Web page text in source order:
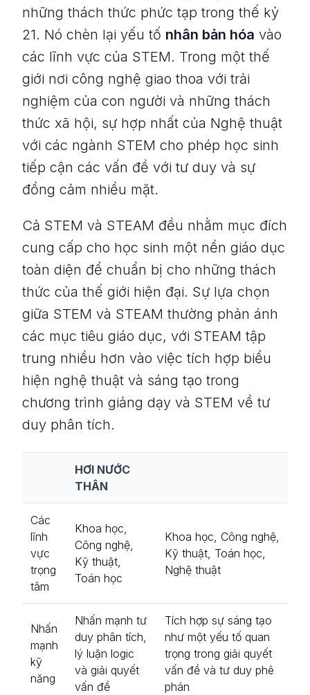
những thách thức phức tạp trong thế kỷ
21. Nó chèn lại yếu tố nhân bản hóa vào
các lĩnh vực của STEM. Trong một thế
giới nơi công nghệ giao thoa với trải
nghiệm của con người và những thách
thức xã hội, sự hợp nhất của Nghệ thuật
với các ngành STEM cho phép học sinh
tiếp cận các vấn đề với tư duy và sự
đồng cảm nhiều mặt.
Cả STEM và STEAM đều nhằm mục đích
cung cấp cho học sinh một nền giáo dục
toàn diện để chuẩn bị cho những thách
thức của thế giới hiện đại. Sự lựa chọn
giữa STEM và STEAM thường phản ánh
các mục tiêu giáo dục, với STEAM tập
trung nhiều hơn vào việc tích hợp biểu
hiện nghệ thuật và sáng tạo trong
chương trình giảng dạy và STEM về tư
duy phân tích.
HƠI NƯỚC
THÂN
Các
lĩnh
vực
trọng
tâm
Khoa học,
Công nghệ,
Kỹ thuật,
Toán học
Khoa học, Công nghệ,
Kỹ thuật, Toán học,
Nghệ thuật
Nhấn
mạnh
kỹ
năng
Nhấn mạnh tư
duy phân tích,
lý luận logic
và giải quyết
vấn đề
Tích hợp sự sáng tạo
như một yếu tố quan
trọng trong giải quyết
vấn đề và tư duy phê
phán